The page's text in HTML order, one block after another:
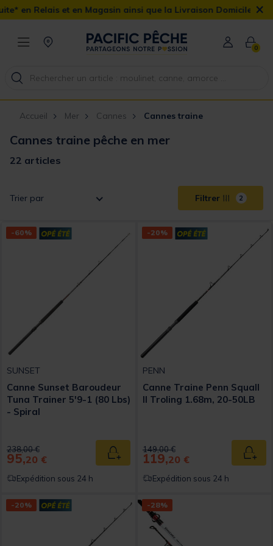
ainsi que la Livraison Domicile offerte dès 90€ ×
0
Accueil Mer Cannes Cannes traine
Cannes traine pêche en mer
22 articles
Trier par Filtrer 2
-60%
SUNSET
Canne Sunset Baroudeur
Tuna Trainer 5'9-1 (80 Lbs)
- Spiral
Price reduced from
238,00 €to
95,20 € Ajouter au panier
Expédition sous 24 h
-20%
PENN
Canne Traine Penn Squall
II Troling 1.68m, 20-50LB
Price reduced from
149,00 €to
119,20 €
Expédition sous 24 h
-20% -28%